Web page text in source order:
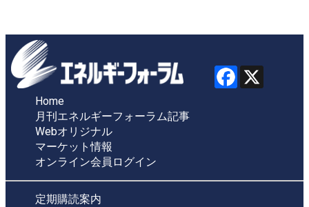
Home
月刊エネルギーフォーラム記事
Webオリジナル
マーケット情報
オンライン会員ログイン
定期購読案内